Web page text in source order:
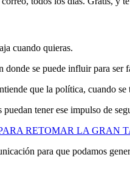
cuando quieras.
se puede influir para ser
que la política, cuando
tener ese impulso de
RETOMAR LA GRAN
para que podamos